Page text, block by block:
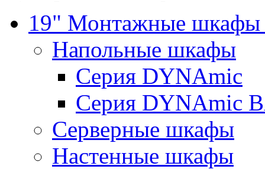
19" Монтажные
Напольные шкафы
Серия DYNAmic
Серия DYNAmic
Серверные шкафы
Настенные шкафы